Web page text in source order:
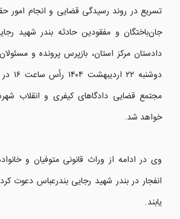
تسریع در روند رسیدگی قضایی و انجام امور
جان‌باختگان و مفقودین حادثه بندر شهید
دادستان مرکز استان، بازپرس پرونده و
مجتمع قضایی دادگا‌های کیفری و انقلاب
خواهد شد.
وی در ادامه از وراث قانونی متوفیان و
انفجار در بندر شهید رجایی بندرعباس دعوت
یابند.